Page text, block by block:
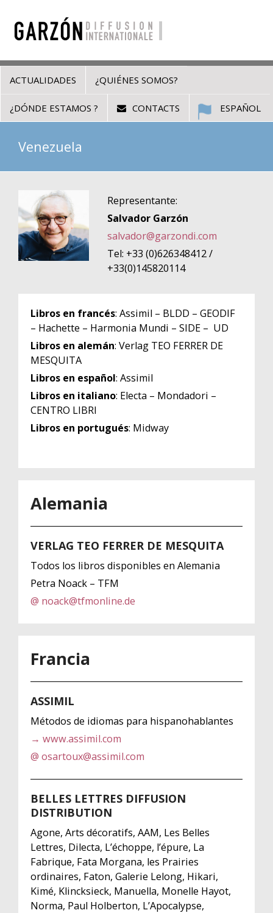
ACTUALIDADES ¿QUIÉNES SOMOS?
¿DÓNDE ESTAMOS ? CONTACTS ESPAÑOL
Venezuela
Representante:
Salvador Garzón
salvador@garzondi.com
Tel: +33 (0)626348412 /
+33(0)145820114
Libros en francés: Assimil – BLDD – GEODIF
– Hachette – Harmonia Mundi – SIDE – UD
Libros en alemán: Verlag TEO FERRER DE
MESQUITA
Libros en español: Assimil
Libros en italiano: Electa – Mondadori –
CENTRO LIBRI
Libros en portugués: Midway
Alemania
VERLAG TEO FERRER DE MESQUITA
Todos los libros disponibles en Alemania
Petra Noack – TFM
@ noack@tfmonline.de
Francia
ASSIMIL
Métodos de idiomas para hispanohablantes
→ www.assimil.com
@ osartoux@assimil.com
BELLES LETTRES DIFFUSION
DISTRIBUTION
Agone, Arts décoratifs, AAM, Les Belles
Lettres, Dilecta, L’échoppe, l’épure, La
Fabrique, Fata Morgana, les Prairies
ordinaires, Faton, Galerie Lelong, Hikari,
Kimé, Klincksieck, Manuella, Monelle Hayot,
Norma, Paul Holberton, L’Apocalypse,